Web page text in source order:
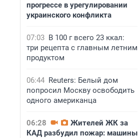
прогрессе в урегулировании
украинского конфликта
07:03 В 100 г всего 23 ккал:
три рецепта с главным летним
продуктом
06:44 Reuters: Белый дом
попросил Москву освободить
одного американца
06:28
Жителей ЖК за
КАД разбудил пожар: машины